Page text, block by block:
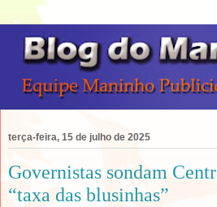
terça-feira, 15 de julho de 2025
Governistas sondam
“taxa das blusinhas”